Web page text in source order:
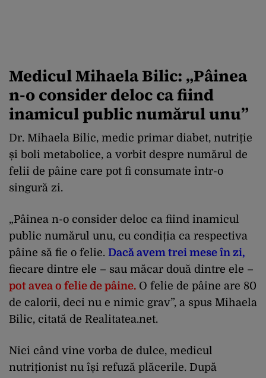
Medicul Mihaela Bilic: „Pâinea
n-o consider deloc ca fiind
inamicul public numărul unu”
Dr. Mihaela Bilic, medic primar diabet, nutriție
și boli metabolice, a vorbit despre numărul de
felii de pâine care pot fi consumate într-o
singură zi.
„Pâinea n-o consider deloc ca fiind inamicul
public numărul unu, cu condiția ca respectiva
pâine să fie o felie. Dacă avem trei mese în zi,
fiecare dintre ele – sau măcar două dintre ele –
pot avea o felie de pâine. O felie de pâine are 80
de calorii, deci nu e nimic grav”, a spus Mihaela
Bilic, citată de Realitatea.net.
Nici când vine vorba de dulce, medicul
nutriționist nu își refuză plăcerile. După